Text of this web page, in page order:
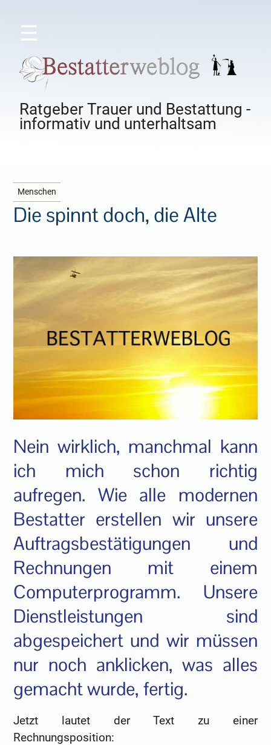
☰
Ratgeber Trauer und Bestattung -
informativ und unterhaltsam
Menschen
Die spinnt doch, die Alte
Nein wirklich, manchmal kann
ich mich schon richtig
aufregen. Wie alle modernen
Bestatter erstellen wir unsere
Auftragsbestätigungen und
Rechnungen mit einem
Computerprogramm. Unsere
Dienstleistungen sind
abgespeichert und wir müssen
nur noch anklicken, was alles
gemacht wurde, fertig.
Jetzt lautet der Text zu einer
Rechnungsposition: